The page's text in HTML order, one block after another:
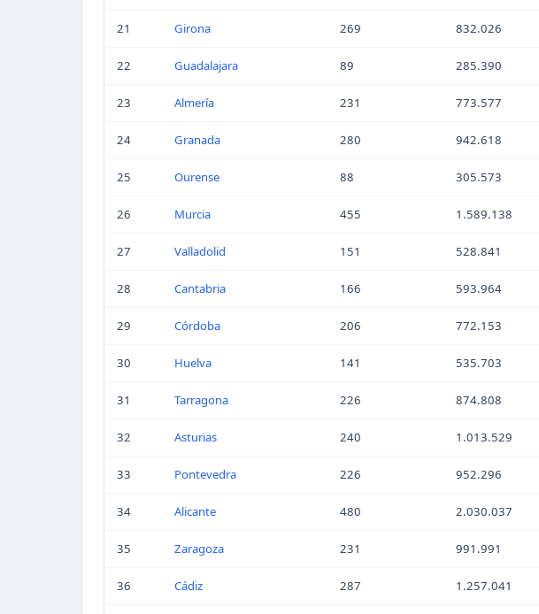
21 Girona 269 832.026
22 Guadalajara 89 285.390
23 Almería 231 773.577
24 Granada 280 942.618
25 Ourense 88 305.573
26 Murcia 455 1.589.138
27 Valladolid 151 528.841
28 Cantabria 166 593.964
29 Córdoba 206 772.153
30 Huelva 141 535.703
31 Tarragona 226 874.808
32 Asturias 240 1.013.529
33 Pontevedra 226 952.296
34 Alicante 480 2.030.037
35 Zaragoza 231 991.991
36 Cádiz 287 1.257.041